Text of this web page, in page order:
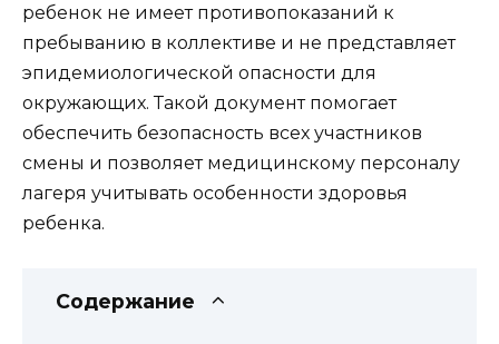
ребенок не имеет противопоказаний к
пребыванию в коллективе и не представляет
эпидемиологической опасности для
окружающих. Такой документ помогает
обеспечить безопасность всех участников
смены и позволяет медицинскому персоналу
лагеря учитывать особенности здоровья
ребенка.
Содержание